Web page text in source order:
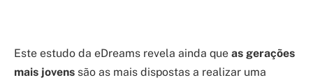
Este estudo da eDreams revela ainda que as gerações
mais jovens são as mais dispostas a realizar uma